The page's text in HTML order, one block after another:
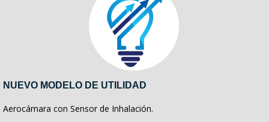
NUEVO MODELO DE UTILIDAD
Aerocámara con Sensor de Inhalación.